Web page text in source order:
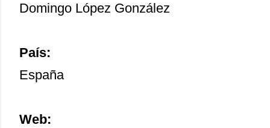
Domingo López González
País:
España
Web: